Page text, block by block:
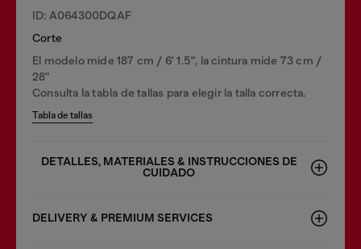
ID: A064300DQAF
Corte
El modelo mide 187 cm / 6' 1.5", la cintura mide 73 cm /
28"
Consulta la tabla de tallas para elegir la talla correcta.
Tabla de tallas
DETALLES, MATERIALES & INSTRUCCIONES DE
CUIDADO
DELIVERY & PREMIUM SERVICES